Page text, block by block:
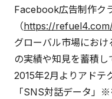
Facebook広告制作ク
（https://
グローバル市場にお
の実績や知見を蓄積
2015年2月よりアドテ
「SNS対話データ」